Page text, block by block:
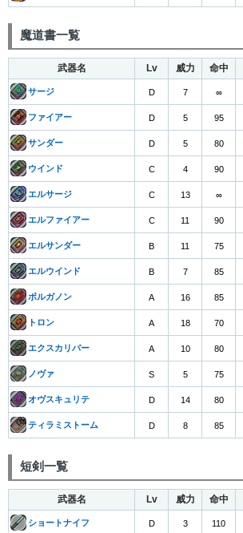
魔道書一覧
武器名 Lv 威力 命中
サージ D 7 ∞
ファイアー D 5 95
サンダー D 5 80
ウインド C 4 90
エルサージ C 13 ∞
エルファイアー C 11 90
エルサンダー B 11 75
エルウインド B 7 85
ボルガノン A 16 85
トロン A 18 70
エクスカリバー A 10 80
ノヴァ S 5 75
オヴスキュリテ D 14 80
ティラミストーム D 8 85
短剣一覧
武器名 Lv 威力 命中
ショートナイフ D 3 110